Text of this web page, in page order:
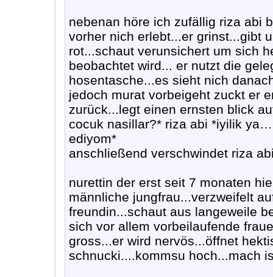
nebenan höre ich zufällig riza abi
vorher nich erlebt...er grinst...gibt
rot...schaut verunsichert um sich
beobachtet wird... er nutzt die
hosentasche...es sieht nich
jedoch murat vorbeigeht zuckt er
zurück...legt einen ernsten blick
cocuk nasillar?* riza abi *iyilik
ediyom*
anschließend verschwindet riza
nurettin der erst seit 7 monaten
männliche jungfrau...verzweifelt
freundin...schaut aus langeweile
sich vor allem vorbeilaufende
gross...er wird nervös...öffnet
schnucki....kommsu hoch...mach